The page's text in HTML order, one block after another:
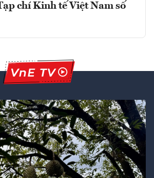
chí Kinh tế Việt Nam số